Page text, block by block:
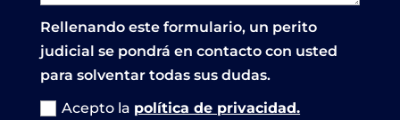
Rellenando este formulario, un perito
judicial se pondrá en contacto con usted
para solventar todas sus dudas.
Acepto la política de privacidad.